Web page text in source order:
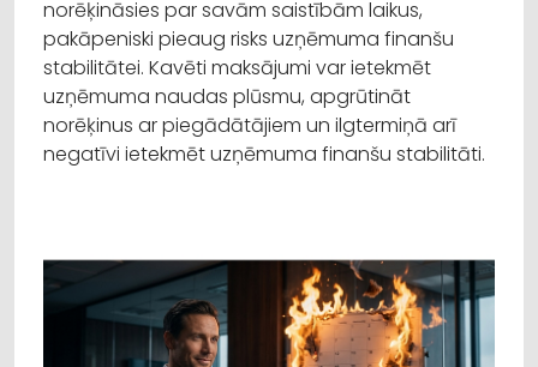
norēķināsies par savām saistībām laikus,
pakāpeniski pieaug risks uzņēmuma finanšu
stabilitātei. Kavēti maksājumi var ietekmēt
uzņēmuma naudas plūsmu, apgrūtināt
norēķinus ar piegādātājiem un ilgtermiņā arī
negatīvi ietekmēt uzņēmuma finanšu stabilitāti.